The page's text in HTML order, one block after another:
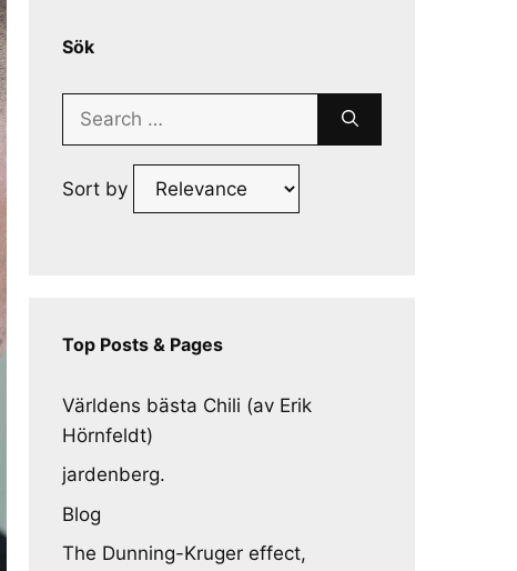
Sök
Search
Sort by
Top Posts & Pages
Världens bästa Chili (av Erik
Hörnfeldt)
jardenberg.
Blog
The Dunning-Kruger effect,